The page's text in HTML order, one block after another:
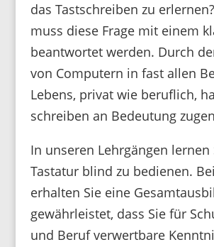
das Tast­schreiben zu
muss diese Frage mit einem
beant­wortet werden. Durch
von Compu­tern in fast allen
Lebens, privat wie beruf­lich,
schreiben an Bedeu­tung
In unseren Lehr­gängen lernen
Tastatur blind zu bedienen.
erhalten Sie eine
gewähr­leistet, dass Sie für
und Beruf verwert­bare